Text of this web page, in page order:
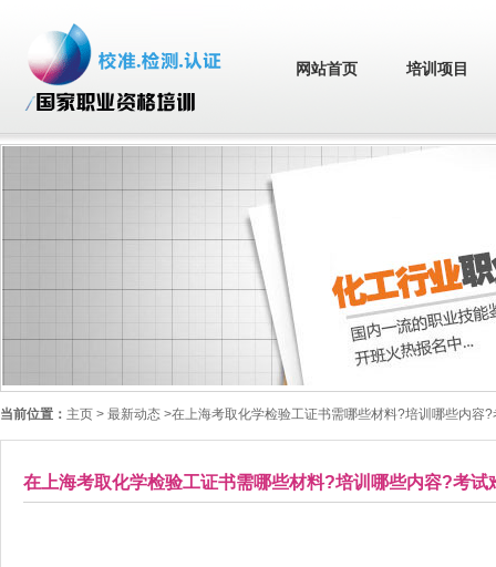
网站首页 培训项目
当前位置： 主页 > 最新动态 >在上海考取化学检验工证书需哪些材料?培训哪些内容
在上海考取化学检验工证书需哪些材料?培训哪些内容?考试